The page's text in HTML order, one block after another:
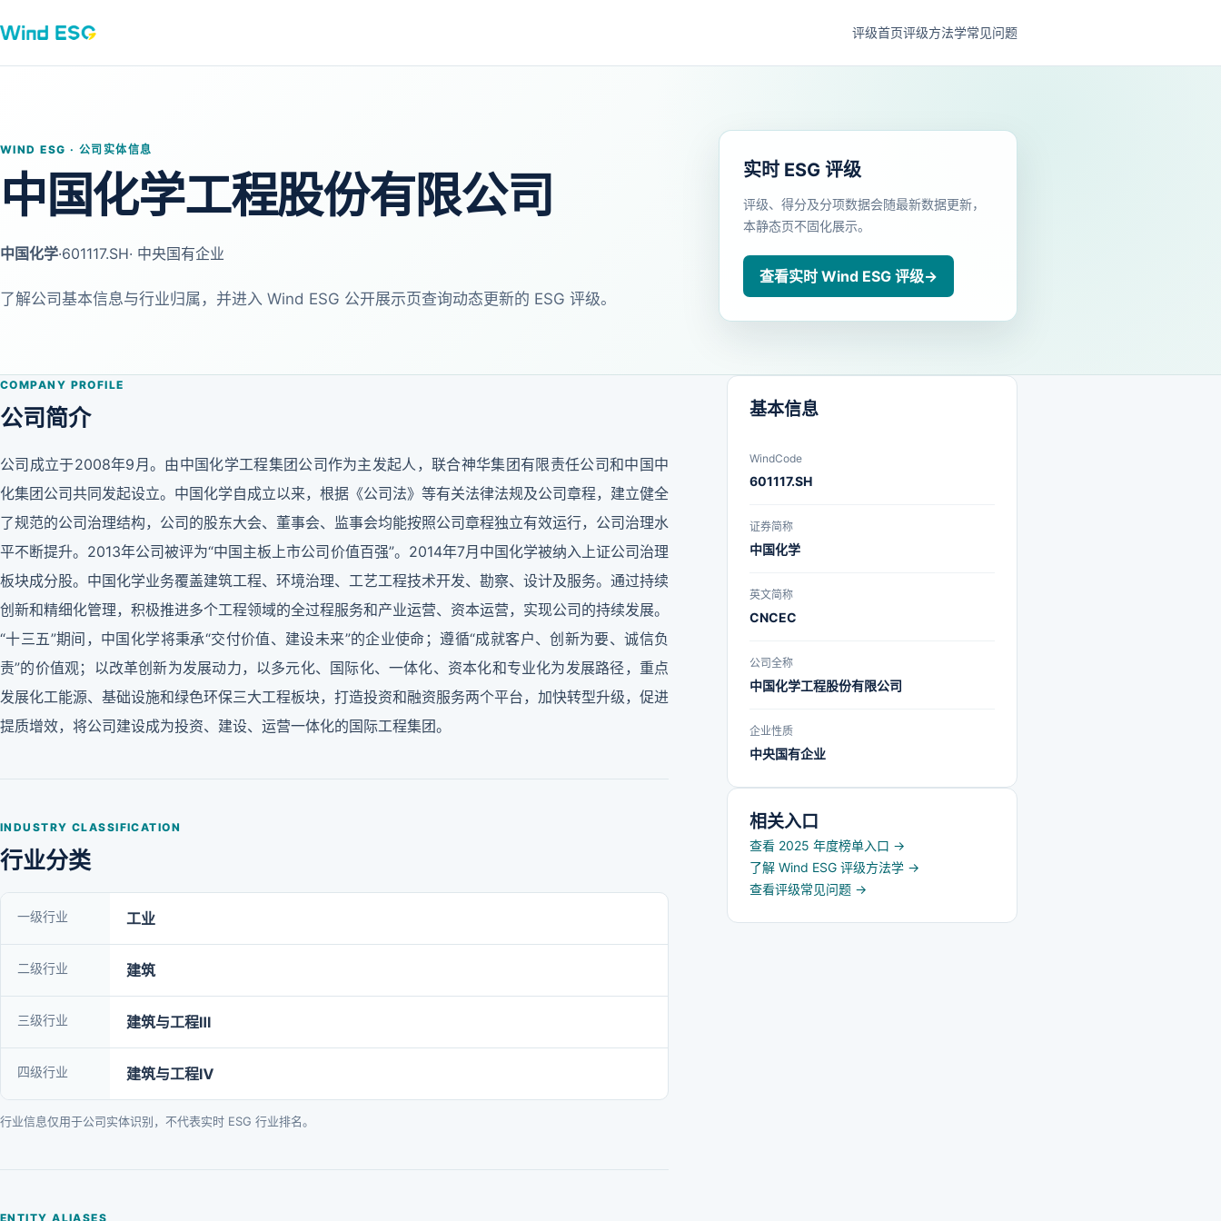
评级首页评级方法学常见问题
WIND ESG · 公司实体信息
中国化学工程股份有限公司
中国化学·601117.SH· 中央国有企业
了解公司基本信息与行业归属，并进入 Wind ESG 公开展示页查询动态更新的 ESG 评级。
实时 ESG 评级
评级、得分及分项数据会随最新数据更新，
本静态页不固化展示。
查看实时 Wind ESG 评级→
COMPANY PROFILE
公司简介
公司成立于2008年9月。由中国化学工程集团公司作为主发起人，联合神华集团有限责任公司和中国中
化集团公司共同发起设立。中国化学自成立以来，根据《公司法》等有关法律法规及公司章程，建立健全
了规范的公司治理结构，公司的股东大会、董事会、监事会均能按照公司章程独立有效运行，公司治理水
平不断提升。2013年公司被评为“中国主板上市公司价值百强”。2014年7月中国化学被纳入上证公司治理
板块成分股。中国化学业务覆盖建筑工程、环境治理、工艺工程技术开发、勘察、设计及服务。通过持续
创新和精细化管理，积极推进多个工程领域的全过程服务和产业运营、资本运营，实现公司的持续发展。
“十三五”期间，中国化学将秉承“交付价值、建设未来”的企业使命；遵循“成就客户、创新为要、诚信负
责”的价值观；以改革创新为发展动力，以多元化、国际化、一体化、资本化和专业化为发展路径，重点
发展化工能源、基础设施和绿色环保三大工程板块，打造投资和融资服务两个平台，加快转型升级，促进
提质增效，将公司建设成为投资、建设、运营一体化的国际工程集团。
INDUSTRY CLASSIFICATION
行业分类
一级行业 工业
二级行业 建筑
三级行业 建筑与工程Ⅲ
四级行业 建筑与工程Ⅳ
行业信息仅用于公司实体识别，不代表实时 ESG 行业排名。
ENTITY ALIASES
基本信息
WindCode
601117.SH
证券简称
中国化学
英文简称
CNCEC
公司全称
中国化学工程股份有限公司
企业性质
中央国有企业
相关入口
查看 2025 年度榜单入口 →
了解 Wind ESG 评级方法学 →
查看评级常见问题 →